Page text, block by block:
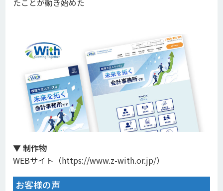
▼ 制作物
WEBサイト（https://www.z-with.or.jp/）
お客様の声